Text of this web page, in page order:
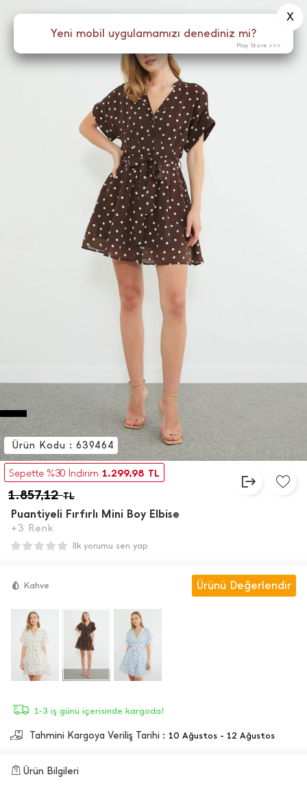
Menü
Sepette %30 İndirim 1.299,98 TL
1.857,12TL
Puantiyeli Fırfırlı Mini Boy Elbise
+3 Renk
Ürün Kodu : 639464
İlk yorumu sen yap
Kahve Ürünü Değerlendir
1-3 iş günü içerisinde kargoda!
Tahmini Kargoya Veriliş Tarihi : 10 Ağustos - 12 Ağustos
Ürün Bilgileri
Yeni mobil uygulamamızı denediniz mi?
X
Play Store >>>